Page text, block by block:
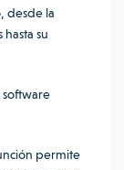
, desde la
su
software
permite